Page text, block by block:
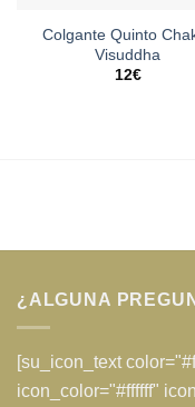
Colgante Quinto
Visuddha
12€
¿ALGUNA
[su_icon_text
icon_color="#ffffff"